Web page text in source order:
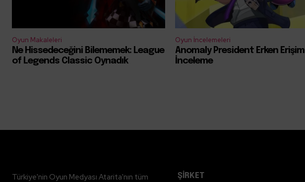
Oyun Makaleleri
Ne Hissedeceğini Bilememek: League
of Legends Classic Oynadık
Oyun İncelemeleri
Anomaly President Erken Erişim
İnceleme
Türkiye'nin Oyun Medyası Atarita'nın tüm
ŞİRKET